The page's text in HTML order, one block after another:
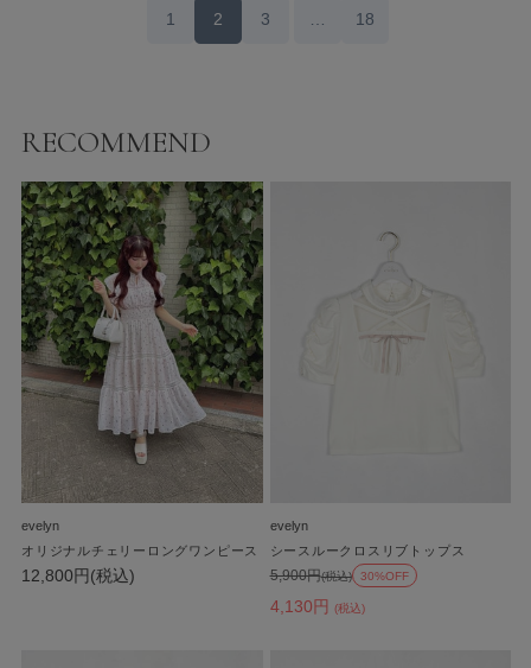
1 2 3 … 18
RECOMMEND
evelyn
オリジナルチェリーロングワンピース
12,800円(税込)
evelyn
シースルークロスリブトップス
4,130円 (税込)
5,900円(税込) 30%OFF